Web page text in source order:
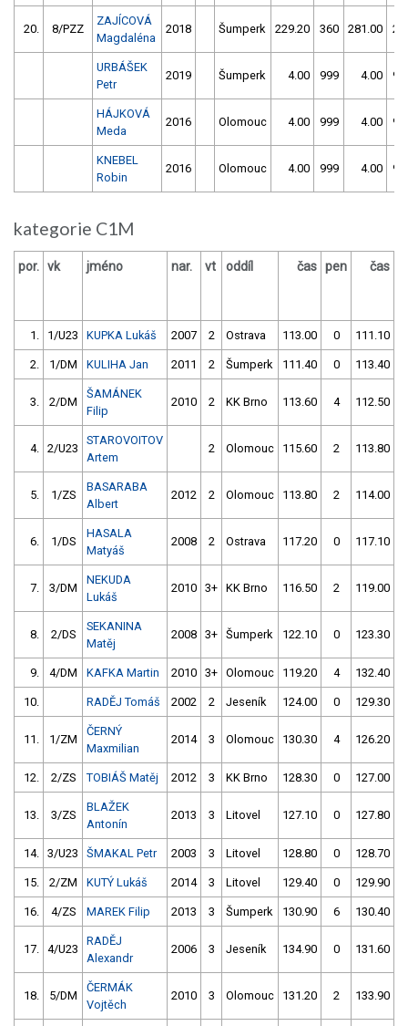
20. 8/PZZ
ZAJÍCOVÁ
Magdaléna
2018 Šumperk 229.20 360 281.00
URBÁŠEK
Petr
2019 Šumperk 4.00 999 4.00
HÁJKOVÁ
Meda
2016 Olomouc 4.00 999 4.00
KNEBEL
Robin
2016 Olomouc 4.00 999 4.00
kategorie C1M
por. vk jméno nar. vt oddíl čas pen čas
1. 1/U23 KUPKA Lukáš 2007 2 Ostrava 113.00 0 111.10
2. 1/DM KULIHA Jan 2011 2 Šumperk 111.40 0 113.40
3. 2/DM
ŠAMÁNEK
Filip
2010 2 KK Brno 113.60 4 112.50
4. 2/U23
STAROVOITOV
Artem
2 Olomouc 115.60 2 113.80
5. 1/ZS
BASARABA
Albert
2012 2 Olomouc 113.80 2 114.00
6. 1/DS
HASALA
Matyáš
2008 2 Ostrava 117.20 0 117.10
7. 3/DM
NEKUDA
Lukáš
2010 3+ KK Brno 116.50 2 119.00
8. 2/DS
SEKANINA
Matěj
2008 3+ Šumperk 122.10 0 123.30
9. 4/DM KAFKA Martin 2010 3+ Olomouc 119.20 4 132.40
10. RADĚJ Tomáš 2002 2 Jeseník 124.00 0 129.30
11. 1/ZM
ČERNÝ
Maxmilian
2014 3 Olomouc 130.30 4 126.20
12. 2/ZS TOBIÁŠ Matěj 2012 3 KK Brno 128.30 0 127.00
13. 3/ZS
BLAŽEK
Antonín
2013 3 Litovel 127.10 0 127.80
14. 3/U23 ŠMAKAL Petr 2003 3 Litovel 128.80 0 128.70
15. 2/ZM KUTÝ Lukáš 2014 3 Litovel 129.40 0 129.90
16. 4/ZS MAREK Filip 2013 3 Šumperk 130.90 6 130.40
17. 4/U23
RADĚJ
Alexandr
2006 3 Jeseník 134.90 0 131.60
18. 5/DM
ČERMÁK
Vojtěch
2010 3 Olomouc 131.20 2 133.90